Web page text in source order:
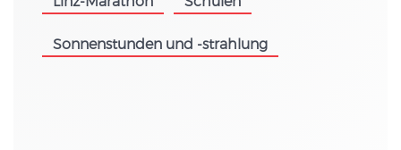
Sonnenstunden und -strahlung